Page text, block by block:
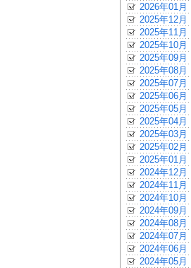
2026年01月
2025年12月
2025年11月
2025年10月
2025年09月
2025年08月
2025年07月
2025年06月
2025年05月
2025年04月
2025年03月
2025年02月
2025年01月
2024年12月
2024年11月
2024年10月
2024年09月
2024年08月
2024年07月
2024年06月
2024年05月